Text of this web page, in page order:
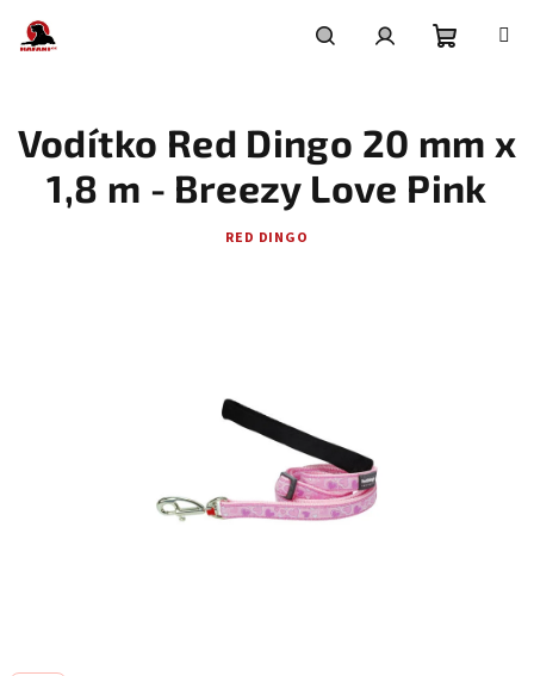
obsah
košík
Vodítko Red Dingo 20 mm x
1,8 m - Breezy Love Pink
RED DINGO